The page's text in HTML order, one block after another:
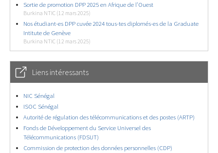
Sortie de promotion DPP 2025 en Afrique de l’Ouest
Burkina NTIC (12 mars 2025)
Nos étudiant-es DPP cuvée 2024 tous-tes diplomés-es de la Graduate
Intitute de Genève
Burkina NTIC (12 mars 2025)
Liens intéressants
NIC Sénégal
ISOC Sénégal
Autorité de régulation des télécommunications et des postes (ARTP)
Fonds de Développement du Service Universel des
Télécommunications (FDSUT)
Commission de protection des données personnelles (CDP)